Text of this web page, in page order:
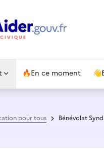
🔥En ce moment 👋
pour tous Bénévolat